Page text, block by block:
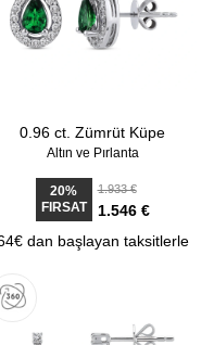
0.96 ct. Zümrüt Küpe
Altın ve Pırlanta
20%
FIRSAT
1.933 €
1.546 €
dan başlayan taksitlerle